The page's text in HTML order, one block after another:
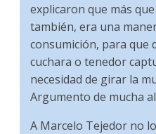
explicaron que más
también, era una
consumición, para que
cuchara o tenedor
necesidad de girar la
Argumento de mucha
A Marcelo Tejedor no